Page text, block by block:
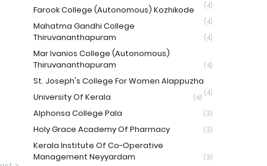
(4)
Farook College (Autonomous) Kozhikode
(4)
Mahatma Gandhi College
Thiruvananthapuram
(4)
Mar Ivanios College (Autonomous)
Thiruvananthapuram
(4)
St. Joseph's College For Women Alappuzha
(4)
University Of Kerala (4)
Alphonsa College Pala (3)
Holy Grace Academy Of Pharmacy (3)
Kerala Institute Of Co-Operative
Management Neyyardam
(3)